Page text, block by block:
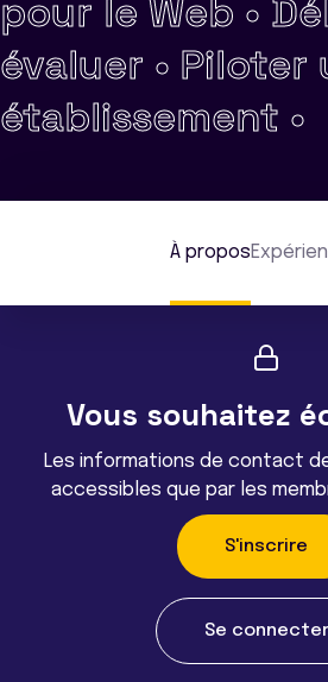
pour le Web •
évaluer • Piloter
établissement •
À propos
Vous souhaitez
Les informations de contact
accessibles que par les
S'inscrire
Se connecter